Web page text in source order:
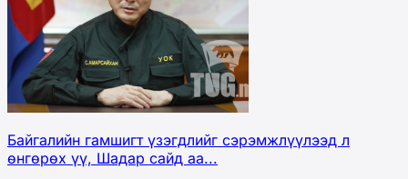
Байгалийн гамшигт үзэгдлийг сэрэмжлүүлээд л
өнгөрөх үү, Шадар сайд аа...